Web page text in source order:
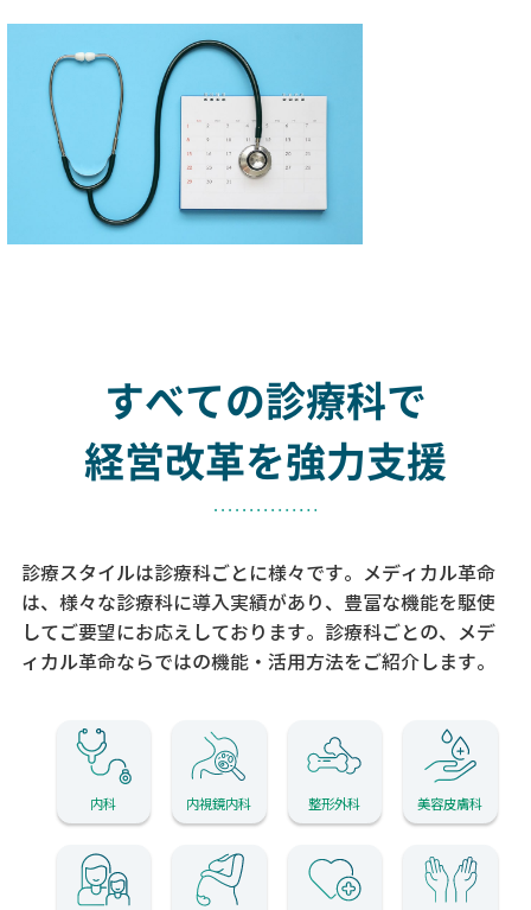
すべての診療科で
経営改革を強力支援
診療スタイルは診療科ごとに様々です。メディカル革命
は、様々な診療科に導入実績があり、 豊富な機能を駆使
してご要望にお応えしております。 診療科ごとの、メデ
ィカル革命ならではの機能・活用方法をご紹介します。
内科 内視鏡内科 整形外科 美容皮膚科